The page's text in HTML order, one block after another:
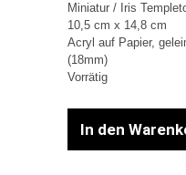
Miniatur / Iris
10,5 cm x 14,8 cm
Acryl auf Papier,
(18mm)
Vorrätig
Miniatur
In den